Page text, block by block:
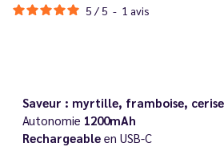
5 / 5 - 1 avis
Saveur : myrtille, framboise,
Autonomie 1200mAh
Rechargeable en USB-C